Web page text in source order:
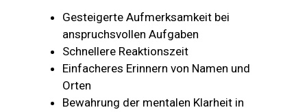
Gesteigerte Aufmerksamkeit bei
anspruchsvollen Aufgaben
Schnellere Reaktionszeit
Einfacheres Erinnern von Namen und
Orten
Bewahrung der mentalen Klarheit in